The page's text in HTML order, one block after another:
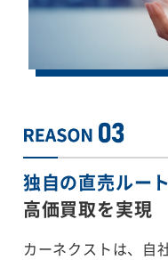
独自の直売ルート
高価買取を実現
カーネクストは、自